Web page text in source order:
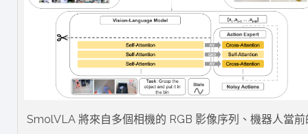
SmolVLA 將來自多個相機的 RGB 影像序列、機器人當前